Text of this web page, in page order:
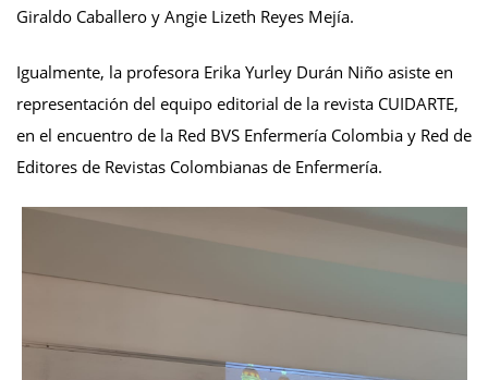
Giraldo Caballero y Angie Lizeth Reyes Mejía.
Igualmente, la profesora Erika Yurley Durán Niño asiste en
representación del equipo editorial de la revista CUIDARTE,
en el encuentro de la Red BVS Enfermería Colombia y Red de
Editores de Revistas Colombianas de Enfermería.